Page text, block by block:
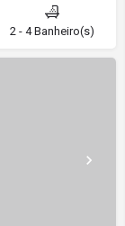
2 - 4 Banheiro(s)